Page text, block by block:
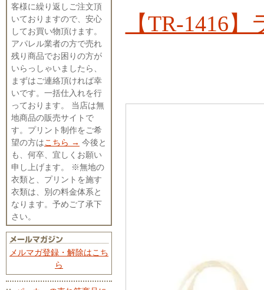
客様に繰り返しご注文頂
いておりますので、安心
してお買い物頂けます。
アパレル業者の方で売れ
残り商品でお困りの方が
いらっしゃいましたら、
まずはご連絡頂ければ幸
いです。一括仕入れを行
っております。 当店は無
地商品の販売サイトで
す。プリント制作をご希
望の方はこちら → 今後と
も、何卒、宜しくお願い
申し上げます。 ※無地の
衣類と、プリントを施す
衣類は、別の料金体系と
なります。予めご了承下
さい。
メルマガ登録・解除はこち
ら
【TR-1416